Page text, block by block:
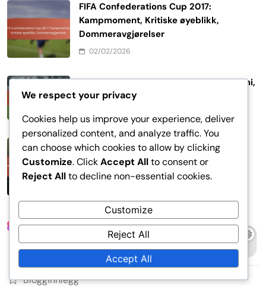
FIFA Confederations Cup 2017:
Kampmoment, Kritiske øyeblikk,
Dommeravgjørelser
02/02/2026
FIFA Confederations Cup 2017: Lagkjemi,
Spillerpartnerskap, Kommunikasjon
30/01/2026
FIFA Confederations Cup 2017:
Publikumspåvirkning, Hjemmefordel,
Psykologiske faktorer
Lenker
Kontakt
Blogginnlegg
We respect your privacy
Cookies help us improve your experience, deliver
personalized content, and analyze traffic. You
can choose which cookies to allow by clicking
Customize. ClickAccept Allto consent or
Reject Allto decline non-essential cookies.
Customize
Reject All
Accept All